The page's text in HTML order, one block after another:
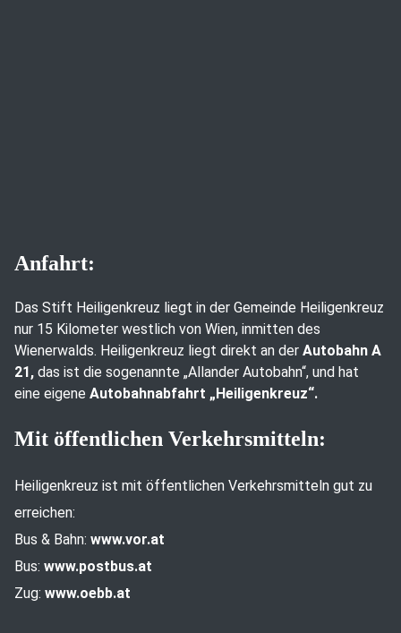
Anfahrt:
Das Stift Heiligenkreuz liegt in der Gemeinde Heiligenkreuz
nur 15 Kilometer westlich von Wien, inmitten des
Wienerwalds. Heiligenkreuz liegt direkt an der Autobahn A
21, das ist die sogenannte „Allander Autobahn“, und hat
eine eigene Autobahnabfahrt „Heiligenkreuz“.
Mit öffentlichen Verkehrsmitteln:
Heiligenkreuz ist mit öffentlichen Verkehrsmitteln gut zu
erreichen:
Bus & Bahn: www.vor.at
Bus: www.postbus.at
Zug: www.oebb.at